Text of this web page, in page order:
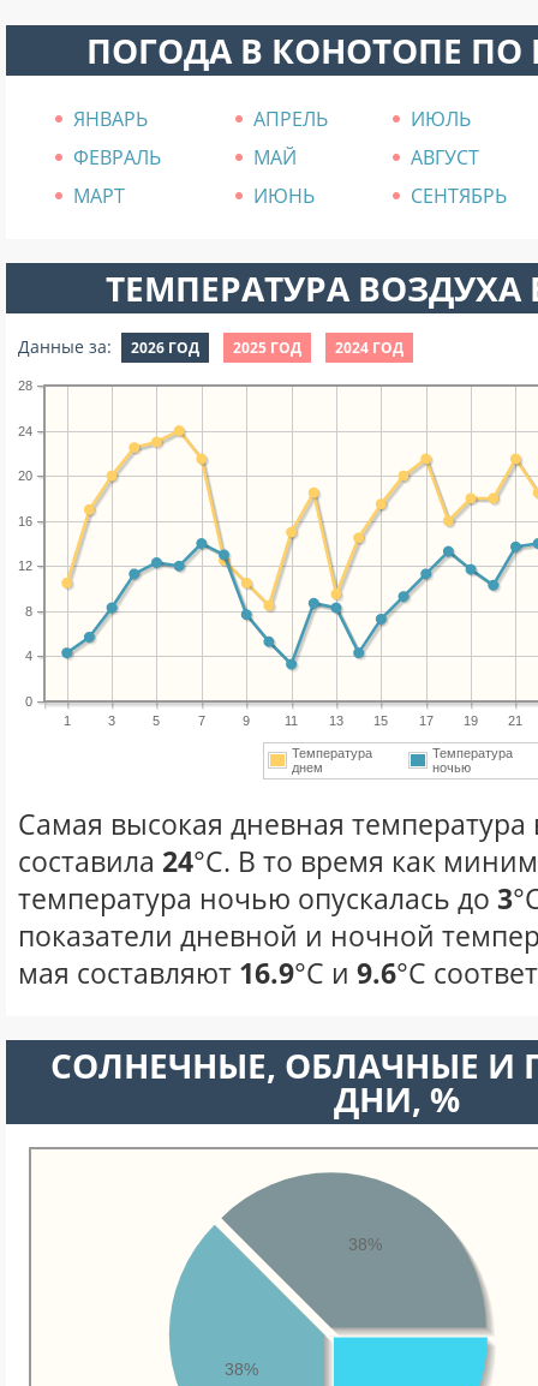
ПОГОДА В КОНОТОПЕ
ЯНВАРЬ АПРЕЛЬ
ИЮЛЬ
ФЕВРАЛЬ
МАЙ
АВГУСТ
МАРТ
ИЮНЬ СЕНТЯБРЬ
ТЕМПЕРАТУРА ВОЗДУХА
Данные за: 2026 ГОД 2025 ГОД 2024 ГОД
1 3 5 7 9 11 13 15 17 19 21
0
4
8
12
16
20
24
28
Температура
днем
Температура
ночью
Самая высокая дневная температура
составила 24°С. В то время как
температура ночью опускалась до 3
показатели дневной и ночной
мая составляют 16.9°С и 9.6°С
CОЛНЕЧНЫЕ, ОБЛАЧНЫЕ И
ДНИ, %
38%
38%